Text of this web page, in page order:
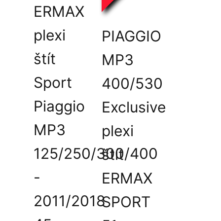
ERMAX
plexi
štít
Sport
Piaggio
MP3
125/250/300/400
-
2011/2018
PIAGGIO
MP3
400/530
Exclusive
plexi
štít
ERMAX
SPORT